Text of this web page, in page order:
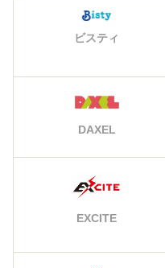
ビスティ
DAXEL
EXCITE